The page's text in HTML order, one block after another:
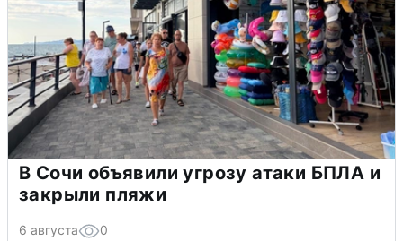
В Сочи объявили угрозу атаки БПЛА и
закрыли пляжи
6 августа 0